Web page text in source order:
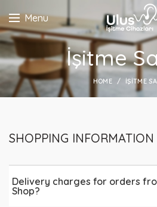
Menu
İşitme
HOME İŞITME
SHOPPING INFORMATION
Delivery charges for orders
Shop?